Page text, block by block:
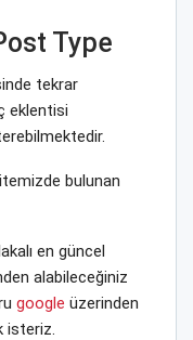
Type
tekrar
eklentisi
bulunan
en güncel
alabileceğiniz
google üzerinden
isteriz.